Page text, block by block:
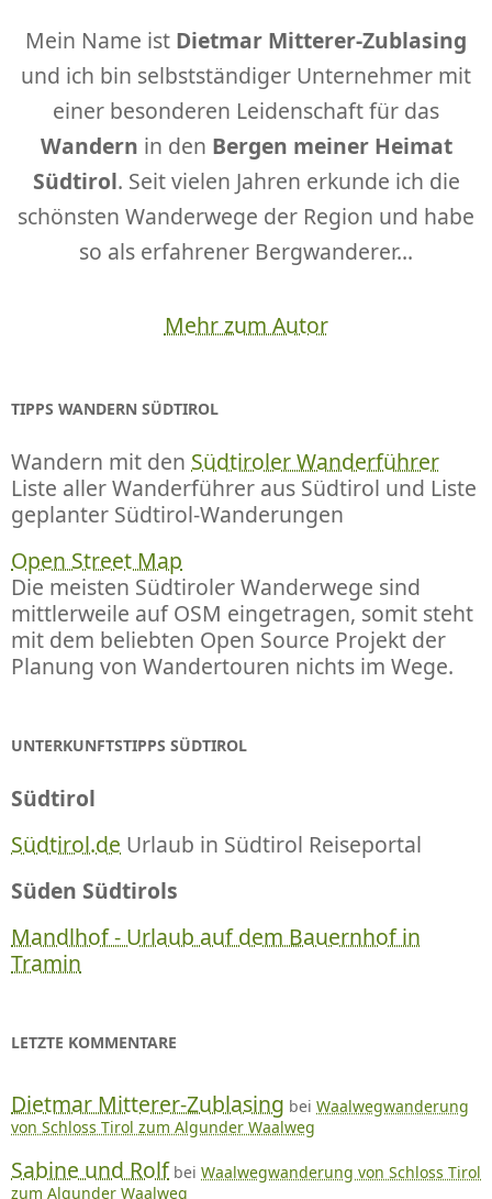
Mein Name ist Dietmar Mitterer-Zublasing
und ich bin selbstständiger Unternehmer mit
einer besonderen Leidenschaft für das
Wandern in den Bergen meiner Heimat
Südtirol. Seit vielen Jahren erkunde ich die
schönsten Wanderwege der Region und habe
so als erfahrener Bergwanderer...
Mehr zum Autor
TIPPS WANDERN SÜDTIROL
Wandern mit den Südtiroler Wanderführer
Liste aller Wanderführer aus Südtirol und Liste
geplanter Südtirol-Wanderungen
Open Street Map
Die meisten Südtiroler Wanderwege sind
mittlerweile auf OSM eingetragen, somit steht
mit dem beliebten Open Source Projekt der
Planung von Wandertouren nichts im Wege.
UNTERKUNFTSTIPPS SÜDTIROL
Südtirol
Südtirol.de Urlaub in Südtirol Reiseportal
Süden Südtirols
Mandlhof - Urlaub auf dem Bauernhof in
Tramin
LETZTE KOMMENTARE
Dietmar Mitterer-Zublasing bei Waalwegwanderung
von Schloss Tirol zum Algunder Waalweg
Sabine und Rolf bei Waalwegwanderung von Schloss Tirol
zum Algunder Waalweg